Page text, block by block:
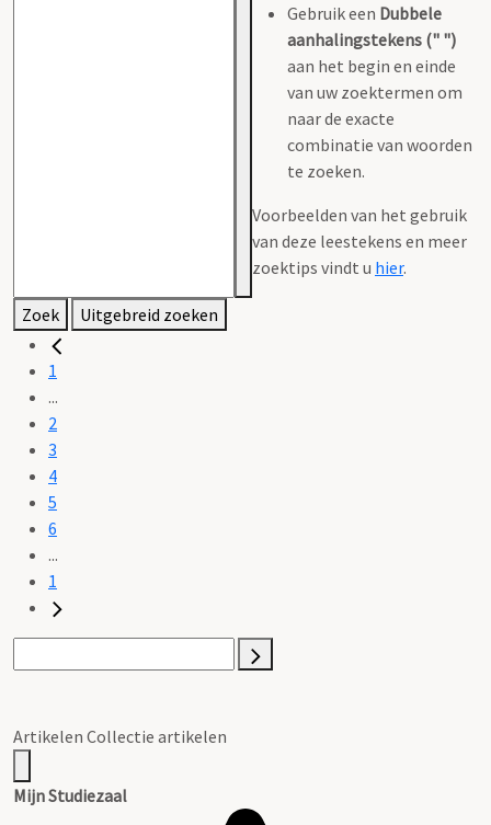
Gebruik een Dubbele
aanhalingstekens (" ")
aan het begin en einde
van uw zoektermen om
naar de exacte
combinatie van woorden
te zoeken.
Voorbeelden van het gebruik
van deze leestekens en meer
zoektips vindt u hier.
Zoek Uitgebreid zoeken
1
...
2
3
4
5
6
...
1
Artikelen Collectie artikelen
Mijn Studiezaal